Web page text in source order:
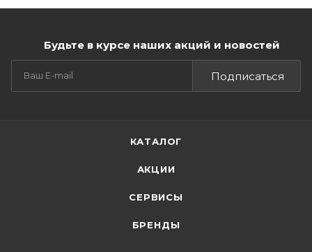
Будьте в курсе наших акций и новостей
Подписаться
КАТАЛОГ
АКЦИИ
СЕРВИСЫ
БРЕНДЫ